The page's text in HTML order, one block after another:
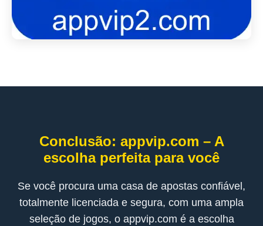
Conclusão: appvip.com – A
escolha perfeita para você
Se você procura uma casa de apostas confiável,
totalmente licenciada e segura, com uma ampla
seleção de jogos, o appvip.com é a escolha